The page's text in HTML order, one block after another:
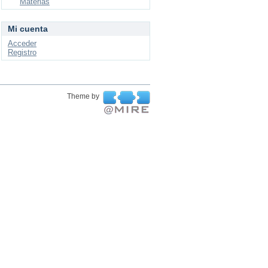
Mi cuenta
Acceder
Registro
Theme by